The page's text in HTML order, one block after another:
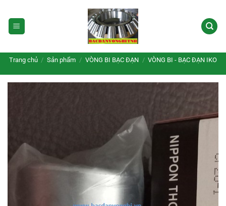
qua
nội
Trang chủ / Sản phẩm / VÒNG BI BẠC ĐẠN / VÒNG BI - BẠC ĐẠN IKO